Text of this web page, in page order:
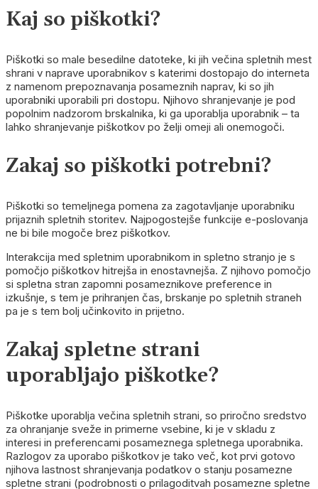
Kaj so piškotki?
Piškotki so male besedilne datoteke, ki jih večina spletnih mest
shrani v naprave uporabnikov s katerimi dostopajo do interneta
z namenom prepoznavanja posameznih naprav, ki so jih
uporabniki uporabili pri dostopu. Njihovo shranjevanje je pod
popolnim nadzorom brskalnika, ki ga uporablja uporabnik – ta
lahko shranjevanje piškotkov po želji omeji ali onemogoči.
Zakaj so piškotki potrebni?
Piškotki so temeljnega pomena za zagotavljanje uporabniku
prijaznih spletnih storitev. Najpogostejše funkcije e-poslovanja
ne bi bile mogoče brez piškotkov.
Interakcija med spletnim uporabnikom in spletno stranjo je s
pomočjo piškotkov hitrejša in enostavnejša. Z njihovo pomočjo
si spletna stran zapomni posameznikove preference in
izkušnje, s tem je prihranjen čas, brskanje po spletnih straneh
pa je s tem bolj učinkovito in prijetno.
Zakaj spletne strani
uporabljajo piškotke?
Piškotke uporablja večina spletnih strani, so priročno sredstvo
za ohranjanje sveže in primerne vsebine, ki je v skladu z
interesi in preferencami posameznega spletnega uporabnika.
Razlogov za uporabo piškotkov je tako več, kot prvi gotovo
njihova lastnost shranjevanja podatkov o stanju posamezne
spletne strani (podrobnosti o prilagoditvah posamezne spletne